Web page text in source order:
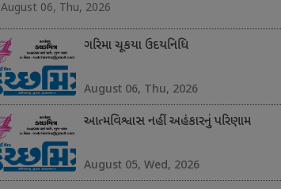
August 06, Thu, 2026
ગરિમા ચૂકયા ઉદયનિધિ
August 06, Thu, 2026
આત્મવિશ્વાસ નહીં અહંકારનું પરિણામ
August 05, Wed, 2026